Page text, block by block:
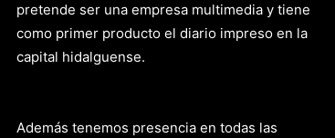
pretende ser una empresa multimedia y tiene
como primer producto el diario impreso en la
capital hidalguense.
Además tenemos presencia en todas las